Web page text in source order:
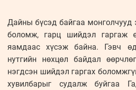
Дайны бүсэд байгаа монголчууд
боломж, гарц шийдэл гаргаж
яамдаас хүсэж байна. Гэвч
нутгийн нөхцөл байдал
нэгдсэн шийдэл гаргах
хувилбарыг судалж буйгаа